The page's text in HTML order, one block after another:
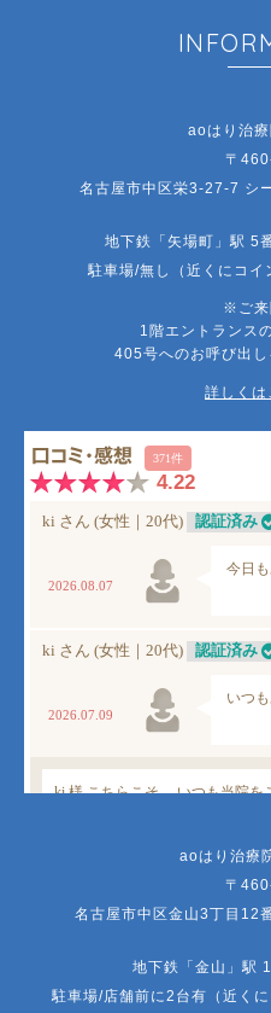
aoはり治療
〒
名古屋市中区栄3-27-7 シ
地下鉄「矢場町」駅 5
駐車場/無し（近くにコイ
※ご来
1階エントランス
405号へのお呼び出し
詳しく
aoはり治療
〒
名古屋市中区金山3丁目12
地下鉄「金山」駅
駐車場/店舗前に2台有（近く